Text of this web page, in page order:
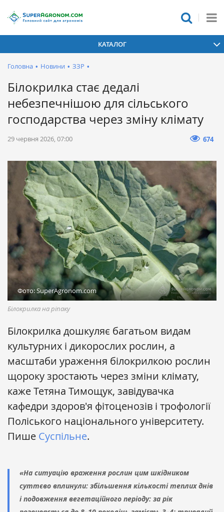
КАТАЛОГ
Головна • Новини • ЗЗР •
Білокрилка стає дедалі
небезпечнішою для сільського
господарства через зміну клімату
29 червня 2026, 07:00 674
Фото: SuperAgronom.com
Білокрилка на ріпаку
Білокрилка дошкуляє багатьом видам
культурних і дикорослих рослин, а
масштаби ураження білокрилкою рослин
щороку зростають через зміни клімату,
каже Тетяна Тимощук, завідувачка
кафедри здоров'я фітоценозів і трофології
Поліського національного університету.
Пише Суспільне.
«На ситуацію враження рослин цим шкідником
суттєво вплинули: збільшення кількості теплих днів
і подовження вегетаційного періоду: за рік